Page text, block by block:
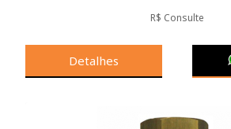
R$ Consulte
Detalhes